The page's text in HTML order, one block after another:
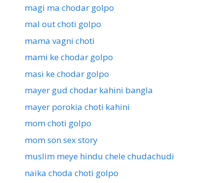
magi ma chodar golpo
mal out choti golpo
mama vagni choti
mami ke chodar golpo
masi ke chodar golpo
mayer gud chodar kahini bangla
mayer porokia choti kahini
mom choti golpo
mom son sex story
muslim meye hindu chele chudachudi
naika choda choti golpo